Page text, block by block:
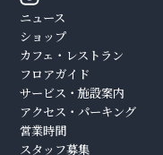
ニュース
ショップ
カフェ・レストラン
フロアガイド
サービス・施設案内
アクセス・パーキング
営業時間
スタッフ募集